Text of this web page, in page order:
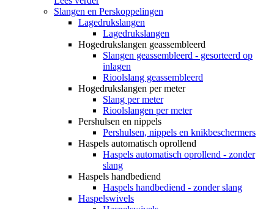
Slangen en Perskoppelingen
Lagedrukslangen
Lagedrukslangen
Hogedrukslangen geassembleerd
Slangen geassembleerd - gesorteerd op
inlagen
Rioolslang geassembleerd
Hogedrukslangen per meter
Slang per meter
Rioolslangen per meter
Pershulsen en nippels
Pershulsen, nippels en knikbeschermers
Haspels automatisch oprollend
Haspels automatisch oprollend - zonder
slang
Haspels handbediend
Haspels handbediend - zonder slang
Haspelswivels